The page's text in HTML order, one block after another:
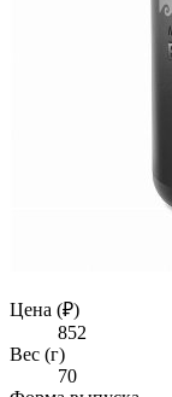
Цена (₽)
852
Вес (г)
70